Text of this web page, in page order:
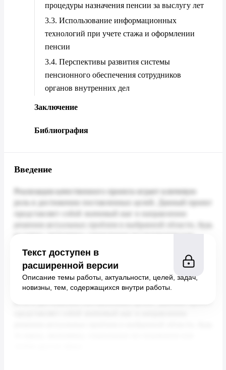
процедуры назначения пенсии за выслугу лет
3.3. Использование информационных
технологий при учете стажа и оформлении
пенсии
3.4. Перспективы развития системы
пенсионного обеспечения сотрудников
органов внутренних дел
Заключение
Библиография
Введение
Текст доступен в
расширенной версии
Описание темы работы, актуальности, целей, задач,
новизны, тем, содержащихся внутри работы.